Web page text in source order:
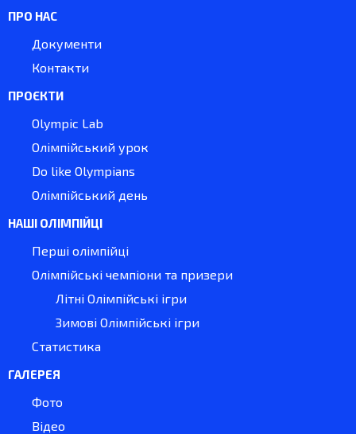
ПРО НАС
Документи
Контакти
ПРОЄКТИ
Olympic Lab
Олімпійський урок
Do like Olympians
Олімпійський день
НАШІ ОЛІМПІЙЦІ
Перші олімпійці
Олімпійські чемпіони та призери
Літні Олімпійські ігри
Зимові Олімпійські ігри
Статистика
ГАЛЕРЕЯ
Фото
Відео